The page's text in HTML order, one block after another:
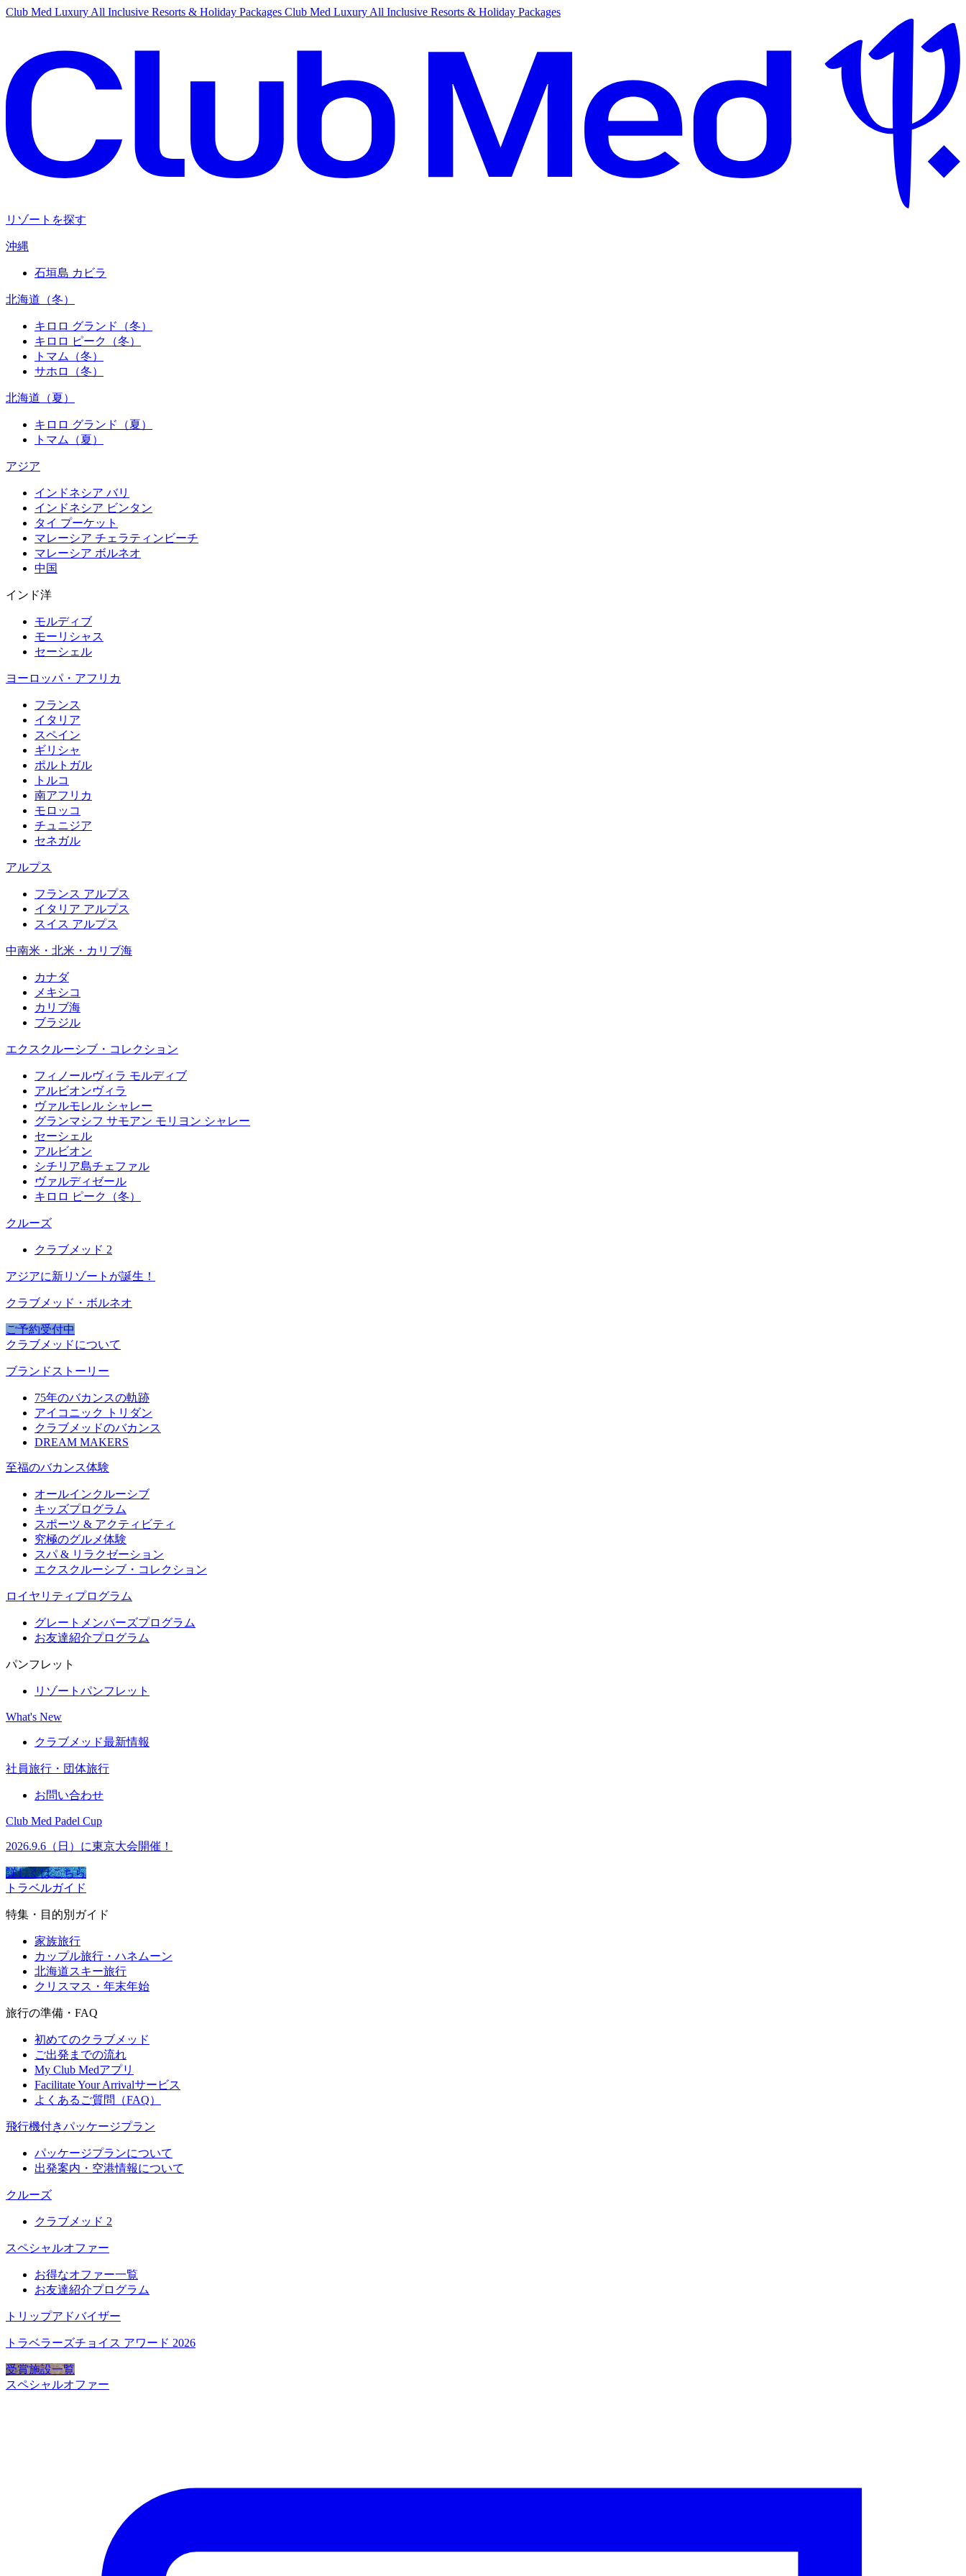
Club Med Luxury All Inclusive Resorts & Holiday Packages Club Med Luxury All Inclusive Resorts & Holiday Packages
リゾートを探す
沖縄
石垣島 カビラ
北海道（冬）
キロロ グランド（冬）
キロロ ピーク（冬）
トマム（冬）
サホロ（冬）
北海道（夏）
キロロ グランド（夏）
トマム（夏）
アジア
インドネシア バリ
インドネシア ビンタン
タイ プーケット
マレーシア チェラティンビーチ
マレーシア ボルネオ
中国
インド洋
モルディブ
モーリシャス
セーシェル
ヨーロッパ・アフリカ
フランス
イタリア
スペイン
ギリシャ
ポルトガル
トルコ
南アフリカ
モロッコ
チュニジア
セネガル
アルプス
フランス アルプス
イタリア アルプス
スイス アルプス
中南米・北米・カリブ海
カナダ
メキシコ
カリブ海
ブラジル
エクスクルーシブ・コレクション
フィノールヴィラ モルディブ
アルビオンヴィラ
ヴァルモレル シャレー
グランマシフ サモアン モリヨン シャレー
セーシェル
アルビオン
シチリア島チェファル
ヴァルディゼール
キロロ ピーク（冬）
クルーズ
クラブメッド 2
アジアに新リゾートが誕生！
クラブメッド・ボルネオ
ご予約受付中
クラブメッドについて
ブランドストーリー
75年のバカンスの軌跡
アイコニック トリダン
クラブメッドのバカンス
DREAM MAKERS
至福のバカンス体験
オールインクルーシブ
キッズプログラム
スポーツ & アクティビティ​
究極のグルメ体験
スパ & リラクゼーション
エクスクルーシブ・コレクション
ロイヤリティプログラム
グレートメンバーズプログラム
お友達紹介プログラム
パンフレット
リゾートパンフレット
What's New
クラブメッド最新情報
社員旅行・団体旅行
お問い合わせ
Club Med Padel Cup
2026.9.6（日）に東京大会開催！
詳しくはこちら
トラベルガイド
特集・目的別ガイド
家族旅行
カップル旅行・ハネムーン
北海道スキー旅行
クリスマス・年末年始
旅行の準備・FAQ
初めてのクラブメッド
ご出発までの流れ
My Club Medアプリ
Facilitate Your Arrivalサービス
よくあるご質問（FAQ）
飛行機付きパッケージプラン
パッケージプランについて
出発案内・空港情報について
クルーズ
クラブメッド 2
スペシャルオファー
お得なオファー一覧
お友達紹介プログラム
トリップアドバイザー
トラベラーズチョイス アワード 2026
受賞施設一覧
スペシャルオファー